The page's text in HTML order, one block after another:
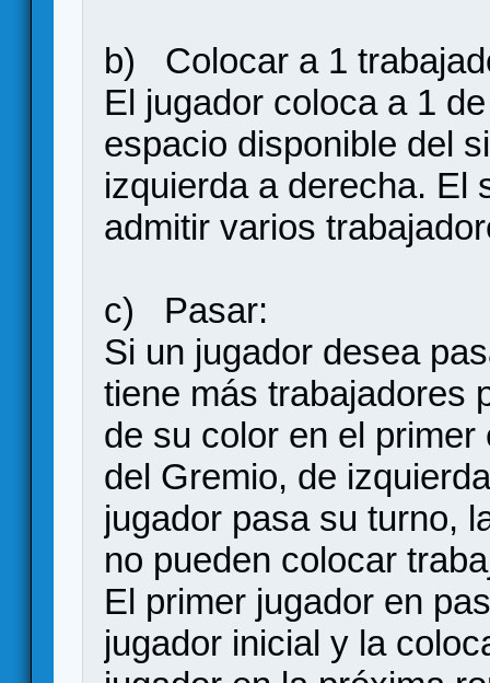
b) Colocar a 1
El jugador coloca a 1
espacio disponible del
izquierda a derecha. El
admitir varios
c) Pasar:
Si un jugador desea
tiene más trabajadores
de su color en el
del Gremio, de
jugador pasa su turno,
no pueden colocar
El primer jugador en
jugador inicial y la